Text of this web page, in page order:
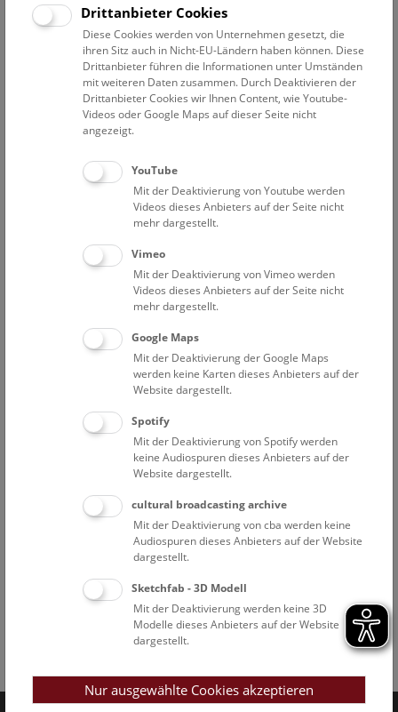
Filter zurücksetzen
16. Mai 2022
Bisher keine Ergebnisse. Dienstags ist das NHM Wien
in der Regel geschlossen. Ausnahmen finden sie
Eine Nacht im Museum
Drittanbieter Cookies
Diese Cookies werden von Unternehmen gesetzt, die
ihren Sitz auch in Nicht-EU-Ländern haben können. Diese
Drittanbieter führen die Informationen unter Umständen
mit weiteren Daten zusammen. Durch Deaktivieren der
Drittanbieter Cookies wir Ihnen Content, wie Youtube-
Videos oder Google Maps auf dieser Seite nicht
angezeigt.
YouTube
Mit der Deaktivierung von Youtube werden
Videos dieses Anbieters auf der Seite nicht
mehr dargestellt.
Vimeo
Mit der Deaktivierung von Vimeo werden
Videos dieses Anbieters auf der Seite nicht
mehr dargestellt.
Google Maps
Mit der Deaktivierung der Google Maps
werden keine Karten dieses Anbieters auf der
Website dargestellt.
Spotify
Mit der Deaktivierung von Spotify werden
keine Audiospuren dieses Anbieters auf der
Website dargestellt.
cultural broadcasting archive
Mit der Deaktivierung von cba werden keine
Audiospuren dieses Anbieters auf der Website
dargestellt.
Sketchfab - 3D Modell
Mit der Deaktivierung werden keine 3D
Modelle dieses Anbieters auf der Website
dargestellt.
Nur ausgewählte Cookies akzeptieren